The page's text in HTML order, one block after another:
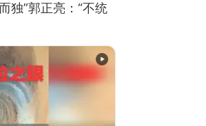
独”郭正亮：“不统